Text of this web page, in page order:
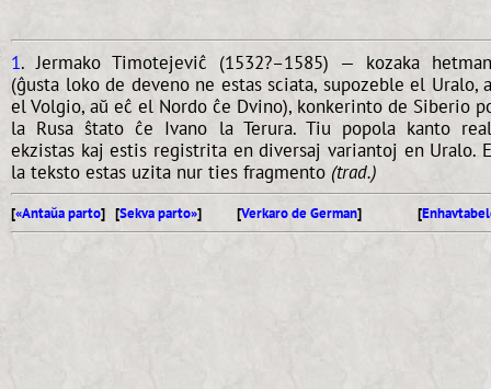
1. Jermako Timotejeviĉ (1532?–1585) — kozaka
(ĝusta loko de deveno ne estas sciata, supozeble el Uralo,
el Volgio, aŭ eĉ el Nordo ĉe Dvino), konkerinto de Siberio
la Rusa ŝtato ĉe Ivano la Terura. Tiu popola kanto
ekzistas kaj estis registrita en diversaj variantoj en Uralo.
la teksto estas uzita nur ties fragmento (trad.)
[«Antaŭa parto] [Sekva parto»] [Verkaro de German] [